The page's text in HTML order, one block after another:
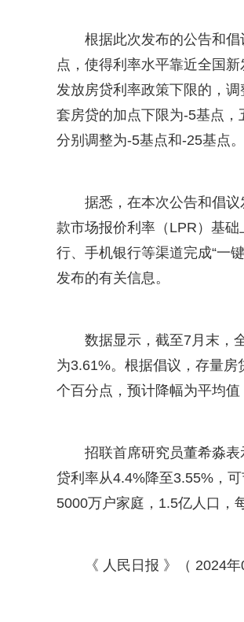
根据此次发布的公告和
点，使得利率水平靠近全国
发放房贷利率政策下限的，
套房贷的加点下限为-5基点
分别调整为-5基点和-25基点。
据悉，在本次公告和倡
款市场报价利率（LPR）基
行、手机银行等渠道完成“一
发布的有关信息。
数据显示，截至7月末，
为3.61%。根据倡议，存量
个百分点，预计降幅为平均值
招联首席研究员董希淼
贷利率从4.4%降至3.55%，
5000万户家庭，1.5亿人口，
《 人民日报 》（ 2024